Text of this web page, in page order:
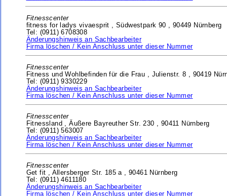
Fitnesscenter
fitness for ladys vivaesprit , Südwestpark 90 , 90449 Nürnberg
Tel: (0911) 6708308
Änderungshinweis an Sachbearbeiter
Firma löschen / Kein Anschluss unter dieser Nummer
Fitnesscenter
Fitness und Wohlbefinden für die Frau , Julienstr. 8 , 90419
Tel: (0911) 9330229
Änderungshinweis an Sachbearbeiter
Firma löschen / Kein Anschluss unter dieser Nummer
Fitnesscenter
Fitnessland ,Äußere Bayreuther Str. 230 , 90411 Nürnberg
Tel: (0911) 563007
Änderungshinweis an Sachbearbeiter
Firma löschen / Kein Anschluss unter dieser Nummer
Fitnesscenter
Get fit , Allersberger Str. 185 a , 90461 Nürnberg
Tel: (0911) 4611180
Änderungshinweis an Sachbearbeiter
Firma löschen / Kein Anschluss unter dieser Nummer